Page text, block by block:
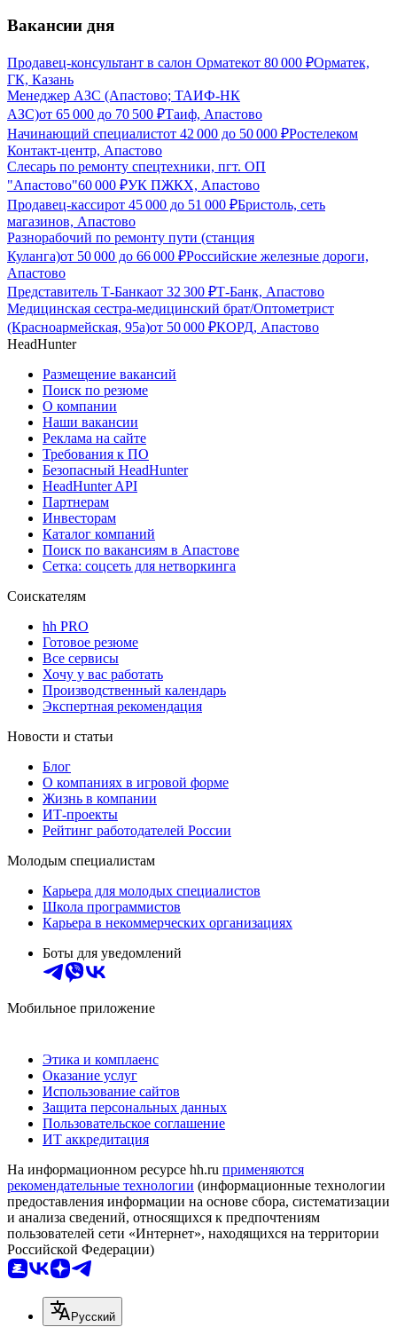
Вакансии дня
Продавец-консультант в салон Орматекот 80 000 ₽Орматек,
ГК, Казань
Менеджер АЗС (Апастово; ТАИФ-НК
АЗС)от 65 000 до 70 500 ₽Таиф, Апастово
Начинающий специалистот 42 000 до 50 000 ₽Ростелеком
Контакт-центр, Апастово
Слесарь по ремонту спецтехники, пгт. ОП
"Апастово"60 000 ₽УК ПЖКХ, Апастово
Продавец-кассирот 45 000 до 51 000 ₽Бристоль, сеть
магазинов, Апастово
Разнорабочий по ремонту пути (станция
Куланга)от 50 000 до 66 000 ₽Российские железные дороги,
Апастово
Представитель Т-Банкаот 32 300 ₽Т-Банк, Апастово
Медицинская сестра-медицинский брат/Оптометрист
(Красноармейская, 95а)от 50 000 ₽КОРД, Апастово
HeadHunter
Размещение вакансий
Поиск по резюме
О компании
Наши вакансии
Реклама на сайте
Требования к ПО
Безопасный HeadHunter
HeadHunter API
Партнерам
Инвесторам
Каталог компаний
Поиск по вакансиям в Апастове
Сетка: соцсеть для нетворкинга
Соискателям
hh PRO
Готовое резюме
Все сервисы
Хочу у вас работать
Производственный календарь
Экспертная рекомендация
Новости и статьи
Блог
О компаниях в игровой форме
Жизнь в компании
ИТ-проекты
Рейтинг работодателей России
Молодым специалистам
Карьера для молодых специалистов
Школа программистов
Карьера в некоммерческих организациях
Боты для уведомлений
Мобильное приложение
Этика и комплаенс
Оказание услуг
Использование сайтов
Защита персональных данных
Пользовательское соглашение
ИТ аккредитация
На информационном ресурсе hh.ru применяются
рекомендательные технологии (информационные технологии
предоставления информации на основе сбора, систематизации
и анализа сведений, относящихся к предпочтениям
пользователей сети «Интернет», находящихся на территории
Российской Федерации)
Русский